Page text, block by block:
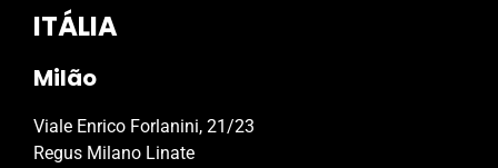
ITÁLIA
Milão
Viale Enrico Forlanini, 21/23
Regus Milano Linate